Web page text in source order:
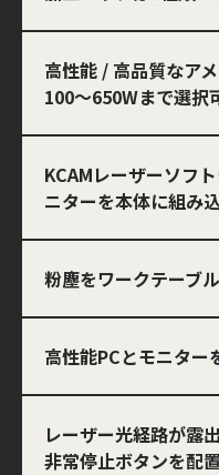
高性能 / 高品質なア
100～650Wまで選択
KCAMレーザーソフ
ニターを本体に組み
粉塵をワークテーブ
高性能PCとモニター
レーザー光経路が露
非常停止ボタンを配置